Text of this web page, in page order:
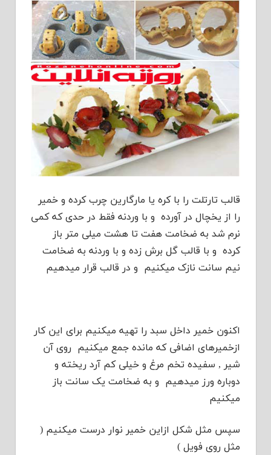
قالب تارتلت را با کره یا مارگارین چرب کرده و خمیر
را از یخچال در آورده و با وردنه فقط در حدی که کمی
نرم شد به ضخامت هفت تا هشت میلی متر باز
کرده و با قالب گل برش زده و با وردنه به ضخامت
نیم سانت نازک میکنیم و در قالب قرار میدهیم
اکنون خمیر داخل سبد را تهیه میکنیم برای این کار
ازخمیرهای اضافی که مانده جمع میکنیم روی آن
شیر , سفیده تخم مرغ و خیلی کم آرد ریخته و
دوباره ورز میدهیم و به ضخامت یک سانت باز
میکنیم
سپس مثل شکل ازاین خمیر نوار درست میکنیم (
مثل روی فویل )